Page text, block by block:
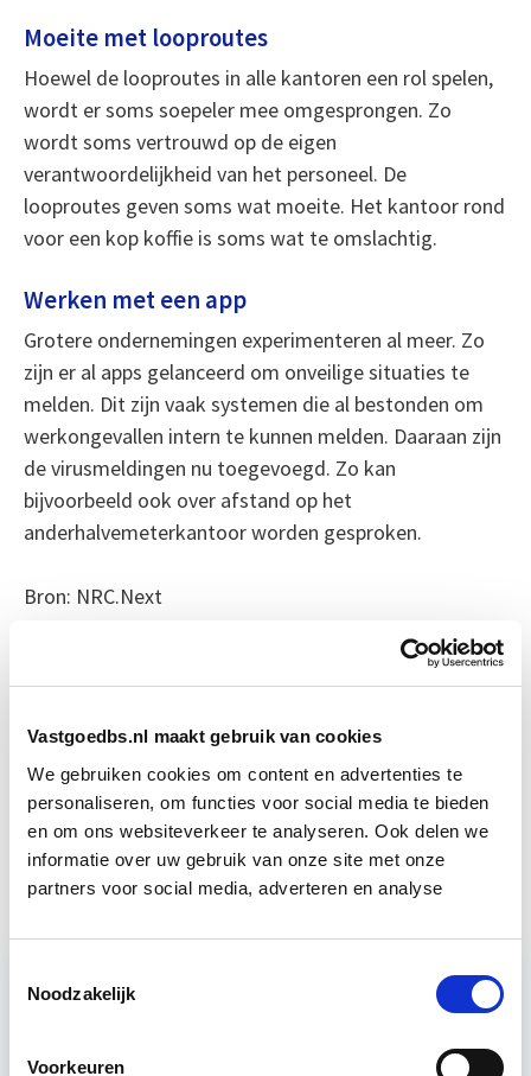
Vastgoedbs.nl maakt gebruik van cookies
We gebruiken cookies om content en advertenties te
personaliseren, om functies voor social media te bieden
en om ons websiteverkeer te analyseren. Ook delen we
informatie over uw gebruik van onze site met onze
partners voor social media, adverteren en analyse
Noodzakelijk
Voorkeuren
Moeite met looproutes
Hoewel de looproutes in alle kantoren een rol spelen,
wordt er soms soepeler mee omgesprongen. Zo
wordt soms vertrouwd op de eigen
verantwoordelijkheid van het personeel. De
looproutes geven soms wat moeite. Het kantoor rond
voor een kop koffie is soms wat te omslachtig.
Werken met een app
Grotere ondernemingen experimenteren al meer. Zo
zijn er al apps gelanceerd om onveilige situaties te
melden. Dit zijn vaak systemen die al bestonden om
werkongevallen intern te kunnen melden. Daaraan zijn
de virusmeldingen nu toegevoegd. Zo kan
bijvoorbeeld ook over afstand op het
anderhalvemeterkantoor worden gesproken.
Bron: NRC.Next
Boeiend verhaal? Duik dan eens
Vastgoedbeheer Start wo 9 sep
Vastgoedrecht & Bouwrecht Start wo 16 sep